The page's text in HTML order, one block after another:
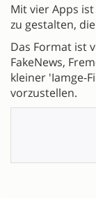
Mit vier Apps
zu gestalten,
Das Format ist
FakeNews,
kleiner 'Iamge-
vorzustellen.